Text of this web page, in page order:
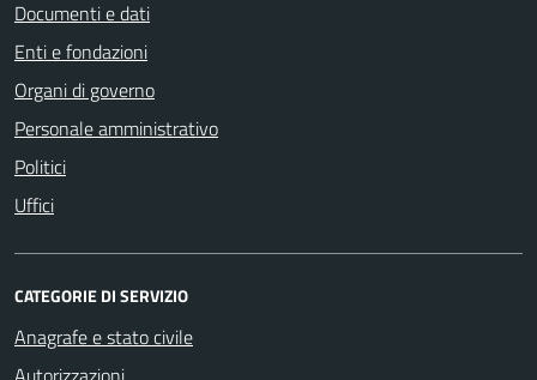
Documenti e dati
Enti e fondazioni
Organi di governo
Personale amministrativo
Politici
Uffici
CATEGORIE DI SERVIZIO
Anagrafe e stato civile